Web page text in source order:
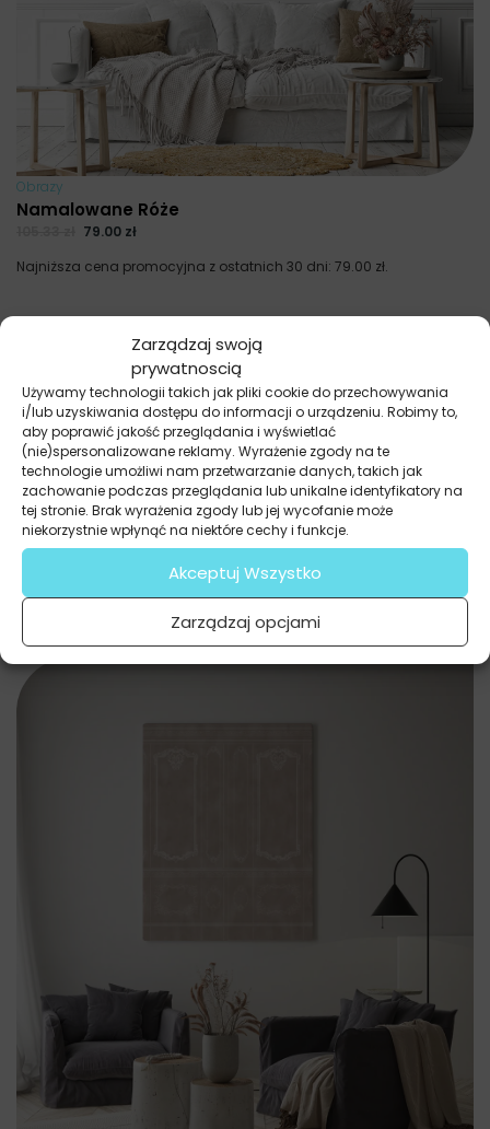
Zarządzaj swoją
prywatnoscią
Używamy technologii takich jak pliki cookie do przechowywania
i/lub uzyskiwania dostępu do informacji o urządzeniu. Robimy to,
aby poprawić jakość przeglądania i wyświetlać
(nie)spersonalizowane reklamy. Wyrażenie zgody na te
technologie umożliwi nam przetwarzanie danych, takich jak
zachowanie podczas przeglądania lub unikalne identyfikatory na
tej stronie. Brak wyrażenia zgody lub jej wycofanie może
niekorzystnie wpłynąć na niektóre cechy i funkcje.
Akceptuj Wszystko
Zarządzaj opcjami
Obrazy
Namalowane Róże
79.00 zł
Najniższa cena promocyjna z ostatnich 30 dni: 79.00 zł.